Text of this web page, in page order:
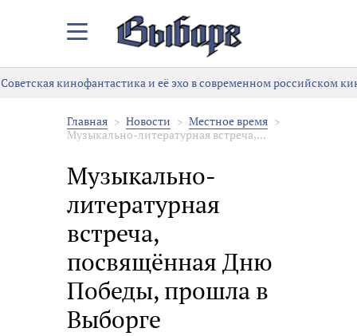
Закрыть/
меню
кинофантастика и её эхо в современном российском
Главная Новости
Местное время
Музыкально-литературная встреча,...
Музыкально-
литературная
встреча,
посвящённая Дню
Победы, прошла в
Выборге